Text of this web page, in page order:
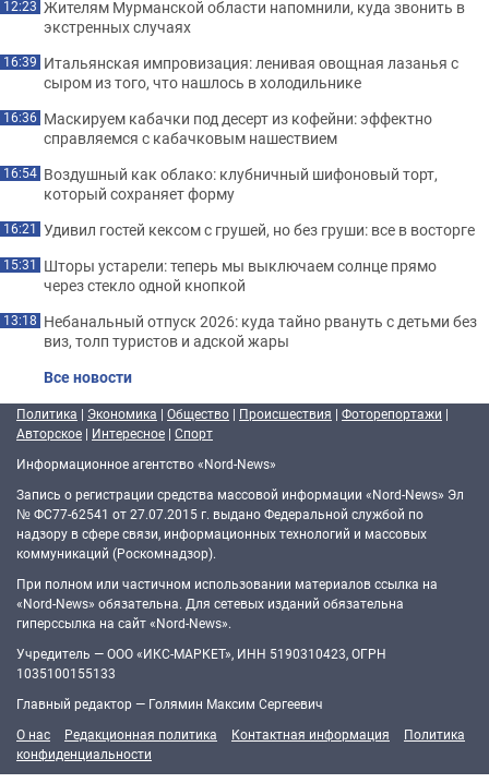
12:23 Жителям Мурманской области напомнили, куда звонить в
экстренных случаях
16:39 Итальянская импровизация: ленивая овощная лазанья с
сыром из того, что нашлось в холодильнике
16:36 Маскируем кабачки под десерт из кофейни: эффектно
справляемся с кабачковым нашествием
16:54 Воздушный как облако: клубничный шифоновый торт,
который сохраняет форму
16:21 Удивил гостей кексом с грушей, но без груши: все в восторге
15:31 Шторы устарели: теперь мы выключаем солнце прямо
через стекло одной кнопкой
13:18 Небанальный отпуск 2026: куда тайно рвануть с детьми без
виз, толп туристов и адской жары
Все новости
Политика | Экономика | Общество | Происшествия | Фоторепортажи |
Авторское | Интересное | Спорт
Информационное агентство «Nord-News»
Запись о регистрации средства массовой информации «Nord-News» Эл
№ ФС77-62541 от 27.07.2015 г. выдано Федеральной службой по
надзору в сфере связи, информационных технологий и массовых
коммуникаций (Роскомнадзор).
При полном или частичном использовании материалов ссылка на
«Nord-News» обязательна. Для сетевых изданий обязательна
гиперссылка на сайт «Nord-News».
Учредитель — ООО «ИКС-МАРКЕТ», ИНН 5190310423, ОГРН
1035100155133
Главный редактор — Голямин Максим Сергеевич
О нас
Редакционная политика Контактная информация
Политика
конфиденциальности